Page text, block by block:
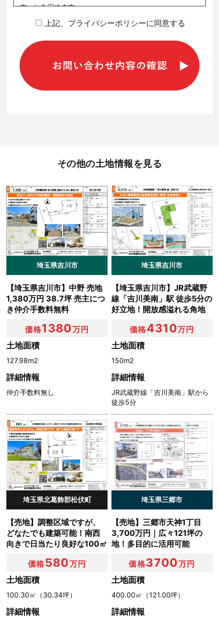
す。）を定めます。
プライバシー情報のうち「個人情報」とは，個人情報保護
法にいう「個人情報」を指すものとし，生存する個人に関
する情報であって，当該情報に含まれる氏名，生年月日，
住所，電話番号，連絡先その他の記述等により特定の個人
ード，ご利用日時，ご利用の方法，ご利用環境，郵便番号
や性別，職業，年齢，ユーザーのIPアドレス，クッキー情
第２条（プライバシー情報の収集方法）
当社は，ユーザーが利用登録をする際に氏名，生年月日，
住所，電話番号，メールアドレス，銀行口座番号，クレジ
ットカード番号，運転免許証番号などの個人情報をお尋ね
することがあります。また，ユーザーと提携先などとの間
でなされたユーザーの個人情報を含む取引記録や，決済に
関する情報を当社の提携先（情報提供元，広告主，広告配
信先などを含みます。以下，｢提携先｣といいます。）など
から収集することがあります。
エア，購入した商品，閲覧したページや広告の履歴，検索
した検索キーワード，利用日時，利用方法，利用環境（携
帯端末を通じてご利用の場合の当該端末の通信状態，利用
に際しての各種設定情報なども含みます），IPアドレス，
クッキー情報，位置情報，端末の個体識別情報などの履歴
情報および特性情報を，ユーザーが当社や提携先のサービ
スを利用しまたはページを閲覧する際に収集します。
第３条（個人情報を収集・利用する目的）
当社が個人情報を収集・利用する目的は，以下のとおりで
す。
（1）ユーザーに自分の登録情報の閲覧や修正，利用状況
の閲覧を行っていただくために，氏名，住所，連絡先，支
払方法などの登録情報，利用されたサービスや購入された
商品，およびそれらの代金などに関する情報を表示する目
（2）ユーザーにお知らせや連絡をするためにメールアド
レスを利用する場合やユーザーに商品を送付したり必要に
応じて連絡したりするため，氏名や住所などの連絡先情報
を利用する目的
（3）ユーザーの本人確認を行うために，氏名，生年月
日，住所，電話番号，銀行口座番号，クレジットカード番
情報を利用する目的
（4）ユーザーに代金を請求するために，購入された商品
上記、プライバシーポリシーに同意する
その他の土地情報を見る
埼玉県吉川市
【埼玉県吉川市】中野 売地
1,380万円 38.7坪 売主につ
き仲介手数料無料
価格1380万円
土地面積
127.98m2
詳細情報
仲介手数料無し
埼玉県吉川市
【埼玉県吉川市】JR武蔵野
線「吉川美南」駅 徒歩5分の
好立地！開放感溢れる角地
価格4310万円
土地面積
150m2
詳細情報
JR武蔵野線「吉川美南」駅から
徒歩5分
埼玉県北葛飾郡松伏町
【売地】調整区域ですが、
どなたでも建築可能！南西
向きで日当たり良好な100㎡
価格580万円
土地面積
100.30㎡（30.34坪）
詳細情報
埼玉県三郷市
【売地】三郷市天神1丁目
3,700万円｜広々121坪の
地！多目的に活用可能
価格3700万円
土地面積
400.00㎡（121.00坪）
詳細情報